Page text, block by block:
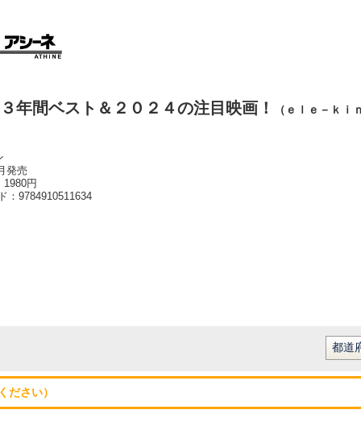
年間ベスト＆２０２４の注目映画！ （ｅｌｅ－ｋ
発売
1980円
： 9784910511634
さい）